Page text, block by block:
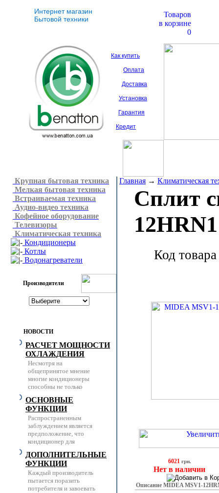
Интернет магазин
Бытовой техники
Товаров
в корзине
0
Как купить
Оплата
Доставка
Установка
Гарантия
Кредит
Крупная бытовая техника
Мелкая бытовая техника
Встраиваемая техника
Аудио-видео техника
Кофейное оборудование
Телевизоры
Климатическая техника
Кондиционеры
Котлы
Водонагреватели
Производители
НОВОСТИ
РАСЧЕТ МОЩНОСТИ
ОХЛАЖДЕНИЯ
Несмотря на
общепринятое мнение
многие кондиционеры
способны не только
ОСНОВНЫЕ
ФУНКЦИИ
Распространенным
заблуждением является
предположение, что
кондиционер для
ДОПОЛНИТЕЛЬНЫЕ
ФУНКЦИИ
Каждый производитель
пытается поразить
потребителя и завоевать
Главная → Климатическая
Сплит
12HRN1
Код
6021грн.
Нет в наличии
Описание MIDEA MSV1-